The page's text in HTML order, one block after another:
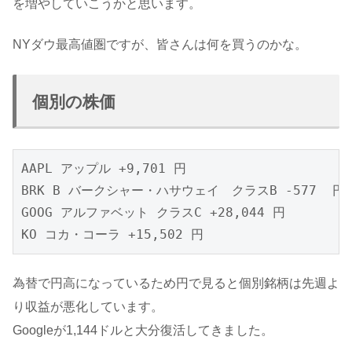
を増やしていこうかと思います。
NYダウ最高値圏ですが、皆さんは何を買うのかな。
個別の株価
AAPL アップル +9,701 円
BRK B バークシャー・ハサウェイ　クラスB -577  円
GOOG アルファベット クラスC +28,044 円
為替で円高になっているため円で見ると個別銘柄は先週よ
り収益が悪化しています。
Googleが1,144ドルと大分復活してきました。